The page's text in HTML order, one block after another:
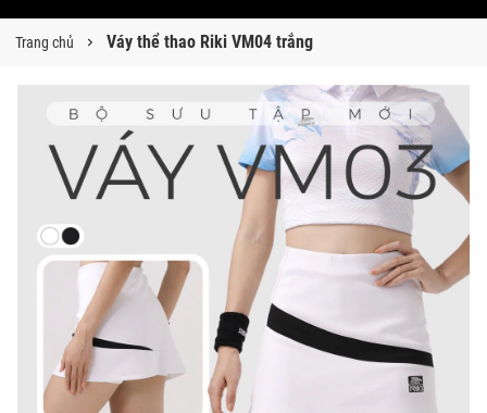
Trang chủ Váy thể thao Riki VM04 trắng